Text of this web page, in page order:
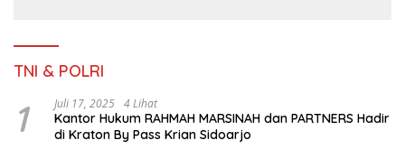
TNI & POLRI
1 Juli 17, 2025 4 Lihat
Kantor Hukum RAHMAH MARSINAH dan PARTNERS Hadir
di Kraton By Pass Krian Sidoarjo